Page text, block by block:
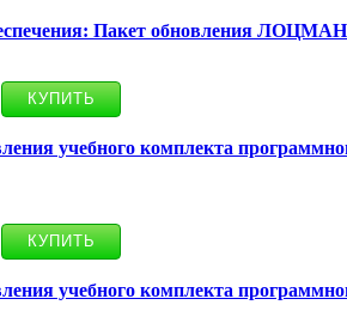
Пакет обновления
учебного комплекта
учебного комплекта